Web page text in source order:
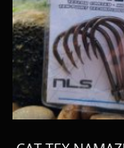
Boten en
Tenten /
Tassen
Download area
PARTNERS
TIPS, Montages